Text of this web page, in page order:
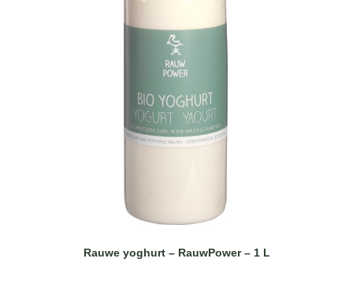
Rauwe yoghurt – RauwPower – 1 L